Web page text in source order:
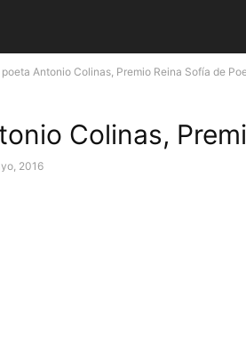
poeta Antonio Colinas, Premio Reina Sofía de
Colinas,
2016